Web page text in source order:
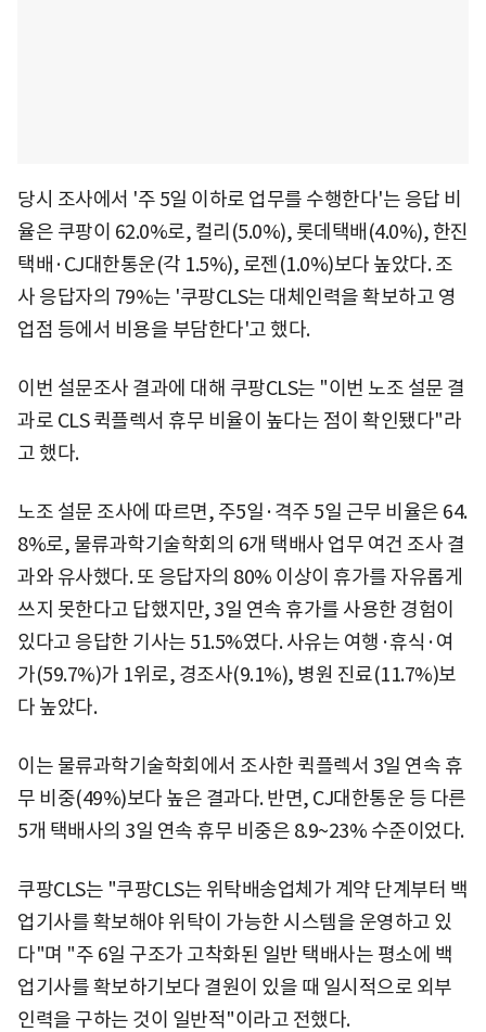
당시 조사에서 '주 5일 이하로 업무를 수행한다'는 응답 비
율은 쿠팡이 62.0%로, 컬리(5.0%), 롯데택배(4.0%), 한진
택배·CJ대한통운(각 1.5%), 로젠(1.0%)보다 높았다. 조
사 응답자의 79%는 '쿠팡CLS는 대체인력을 확보하고 영
업점 등에서 비용을 부담한다'고 했다.
이번 설문조사 결과에 대해 쿠팡CLS는 "이번 노조 설문 결
과로 CLS 퀵플렉서 휴무 비율이 높다는 점이 확인됐다"라
고 했다.
노조 설문 조사에 따르면, 주5일·격주 5일 근무 비율은 64.
8%로, 물류과학기술학회의 6개 택배사 업무 여건 조사 결
과와 유사했다. 또 응답자의 80% 이상이 휴가를 자유롭게
쓰지 못한다고 답했지만, 3일 연속 휴가를 사용한 경험이
있다고 응답한 기사는 51.5%였다. 사유는 여행·휴식·여
가(59.7%)가 1위로, 경조사(9.1%), 병원 진료(11.7%)보
다 높았다.
이는 물류과학기술학회에서 조사한 퀵플렉서 3일 연속 휴
무 비중(49%)보다 높은 결과다. 반면, CJ대한통운 등 다른
5개 택배사의 3일 연속 휴무 비중은 8.9~23% 수준이었다.
쿠팡CLS는 "쿠팡CLS는 위탁배송업체가 계약 단계부터 백
업기사를 확보해야 위탁이 가능한 시스템을 운영하고 있
다"며 "주 6일 구조가 고착화된 일반 택배사는 평소에 백
업기사를 확보하기보다 결원이 있을 때 일시적으로 외부
인력을 구하는 것이 일반적"이라고 전했다.